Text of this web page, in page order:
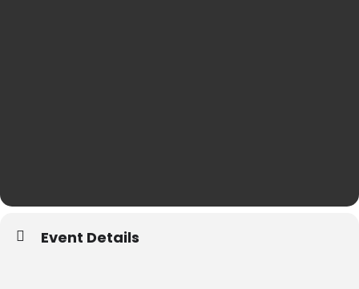
Event Details